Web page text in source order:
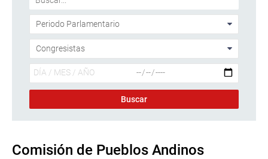
Comisión de Pueblos Andinos